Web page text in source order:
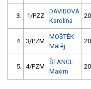
3. 1/PZZ
DAVIDOVÁ
Karolína
4. 3/PZM
MOŠTĚK
Matěj
5. 4/PZM
ŠTANCL
Maxim